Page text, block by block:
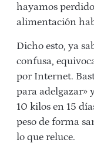
hayamos
alimentación
Dicho esto, ya
confusa,
por Internet.
para adelgazar»
10 kilos en 15
peso de forma
lo que reluce.